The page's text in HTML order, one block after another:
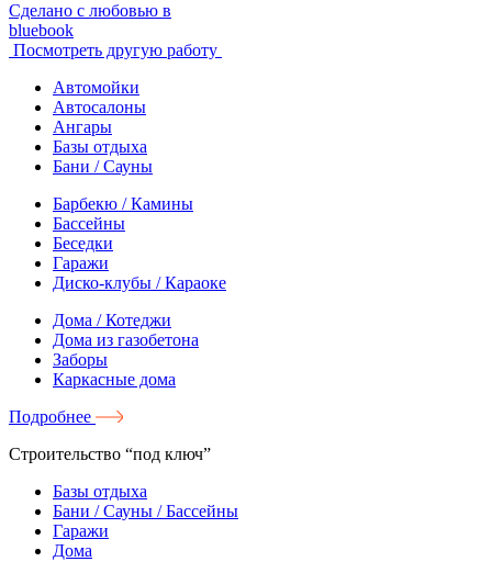
Сделано с любовью в
bluebook
Посмотреть другую работу
Автомойки
Автосалоны
Ангары
Базы отдыха
Бани / Сауны
Барбекю / Камины
Бассейны
Беседки
Гаражи
Диско-клубы / Караоке
Дома / Котеджи
Дома из газобетона
Заборы
Каркасные дома
Подробнее
Строительство “под ключ”
Базы отдыха
Бани / Сауны / Бассейны
Гаражи
Дома